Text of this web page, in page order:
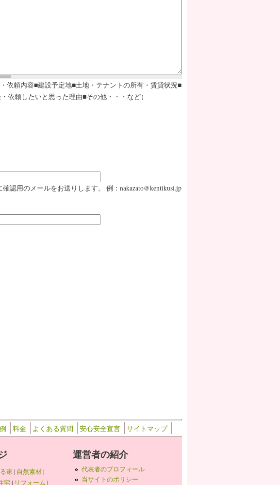
依頼内容■建設予定地■土地・テナントの所有・賃貸状況■
依頼したいと思った理由■その他・・・など）
認用のメールをお送りします。 例：nakazato@kentikusi.jp
料金 よくある質問 安心安全宣言 サイトマップ
家 | 自然素材|
宅| リフォーム |
運営者の紹介
代表者のプロフィール
当サイトのポリシー